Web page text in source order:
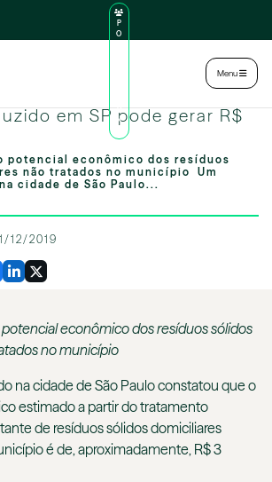
P
O
U
N
Menu
da FECAP aponta
em SP pode gerar R$
potencial econômico dos resíduos
não tratados no município Um
cidade de São Paulo...
12/2019
econômico dos resíduos sólidos
no município
na cidade de São Paulo constatou que o
estimado a partir do tratamento
de resíduos sólidos domiciliares
é de, aproximadamente, R$ 3